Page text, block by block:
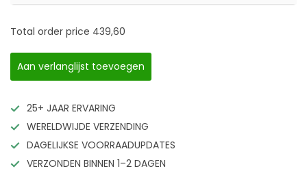
Total order price 439,60
Aan verlanglijst toevoegen
25+ JAAR ERVARING
WERELDWIJDE VERZENDING
DAGELIJKSE VOORRAADUPDATES
VERZONDEN BINNEN 1–2 DAGEN